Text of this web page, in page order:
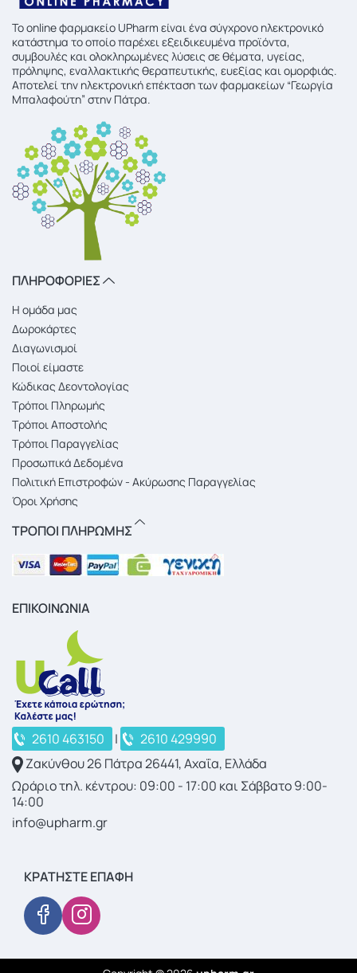
To online φαρμακείο UPharm είναι ένα σύγχρονο ηλεκτρονικό
κατάστημα το οποίο παρέχει εξειδικευμένα προϊόντα,
συμβουλές και ολοκληρωμένες λύσεις σε θέματα, υγείας,
πρόληψης, εναλλακτικής θεραπευτικής, ευεξίας και ομορφιάς.
Αποτελεί την ηλεκτρονική επέκταση των φαρμακείων “Γεωργία
Μπαλαφούτη” στην Πάτρα.
ΠΛΗΡΟΦΟΡΙΕΣ
Η ομάδα μας
Δωροκάρτες
Διαγωνισμοί
Ποιοί είμαστε
Κώδικας Δεοντολογίας
Τρόποι Πληρωμής
Τρόποι Αποστολής
Τρόποι Παραγγελίας
Προσωπικά Δεδομένα
Πολιτική Επιστροφών - Ακύρωσης Παραγγελίας
Όροι Χρήσης
ΤΡΟΠΟΙ ΠΛΗΡΩΜΗΣ
ΕΠΙΚΟΙΝΩΝΙΑ
2610 463150 |
2610 429990
Ζακύνθου 26 Πάτρα 26441, Αχαΐα, Ελλάδα
Ωράριο τηλ. κέντρου: 09:00 - 17:00 και Σάββατο 9:00-
14:00
info@upharm.gr
ΚΡΑΤΉΣΤΕ ΕΠΑΦΉ